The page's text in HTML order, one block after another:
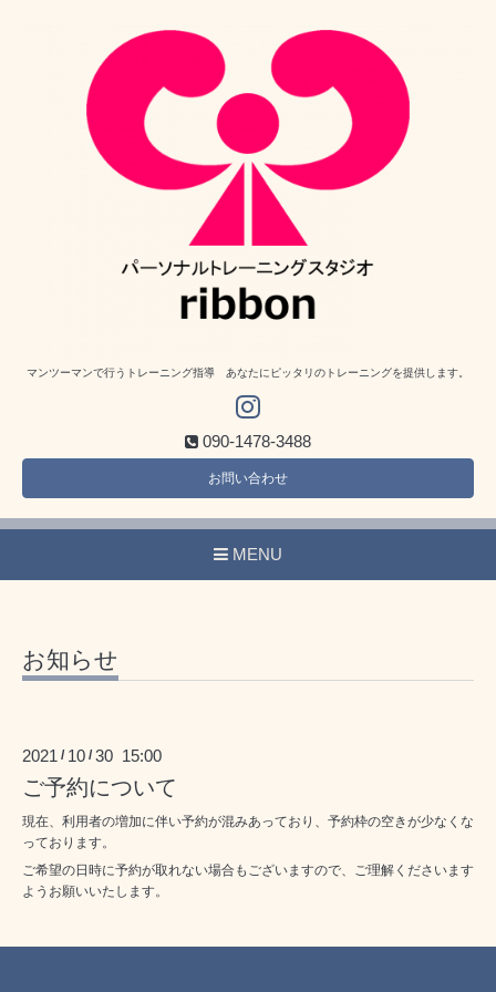
マンツーマンで行うトレーニング指導 あなたにピッタリのトレーニングを提供します。
090-1478-3488
お問い合わせ
MENU
お知らせ
2021 / 10 /30 15:00
ご予約について
現在、利用者の増加に伴い予約が混みあっており、予約枠の空きが少なくな
っております。
ご希望の日時に予約が取れない場合もございますので、ご理解くださいます
ようお願いいたします。